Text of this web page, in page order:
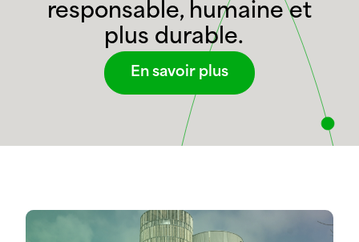
responsable, humaine et
plus durable.
En savoir plus